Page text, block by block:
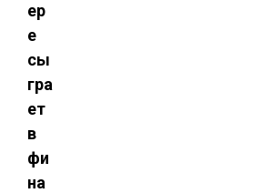
ер
е
сы
гра
ет
в
фи
на